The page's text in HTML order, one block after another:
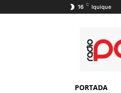
16 C Iquique
PORTADA